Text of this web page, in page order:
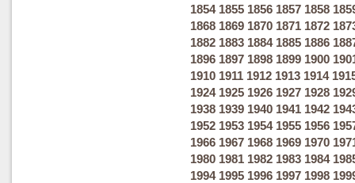
1854 1855 1856 1857 1858
1868 1869 1870 1871 1872
1882 1883 1884 1885 1886
1896 1897 1898 1899 1900
1910 1911 1912 1913 1914
1924 1925 1926 1927 1928
1938 1939 1940 1941 1942
1952 1953 1954 1955 1956
1966 1967 1968 1969 1970
1980 1981 1982 1983 1984
1994 1995 1996 1997 1998